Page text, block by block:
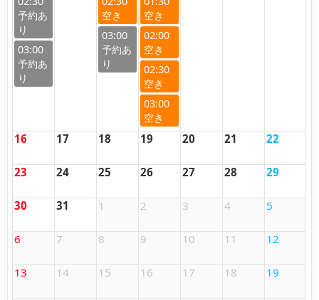
03:00
03:00 02:00
02:30
03:00
16 17 18 19 20 21 22
23 24 25 26 27 28 29
30 31 1 2 3 4 5
6 7 8 9 10 11 12
13 14 15 16 17 18 19